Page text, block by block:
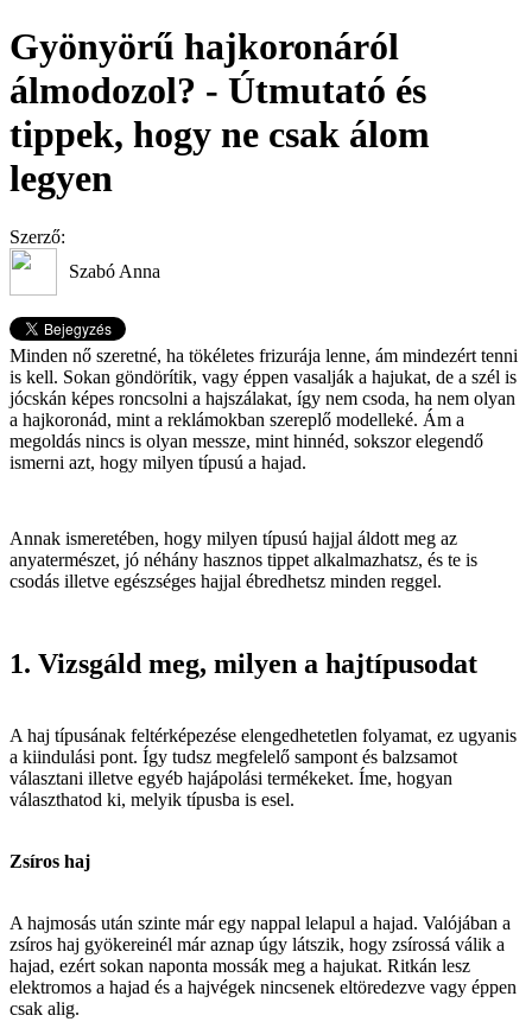
Gyönyörű hajkoronáról
álmodozol? - Útmutató és
tippek, hogy ne csak álom
legyen
Szerző:
Szabó Anna
Minden nő szeretné, ha tökéletes frizurája lenne, ám mindezért tenni
is kell. Sokan göndörítik, vagy éppen vasalják a hajukat, de a szél is
jócskán képes roncsolni a hajszálakat, így nem csoda, ha nem olyan
a hajkoronád, mint a reklámokban szereplő modelleké. Ám a
megoldás nincs is olyan messze, mint hinnéd, sokszor elegendő
ismerni azt, hogy milyen típusú a hajad.
Annak ismeretében, hogy milyen típusú hajjal áldott meg az
anyatermészet, jó néhány hasznos tippet alkalmazhatsz, és te is
csodás illetve egészséges hajjal ébredhetsz minden reggel.
1. Vizsgáld meg, milyen a hajtípusodat
A haj típusának feltérképezése elengedhetetlen folyamat, ez ugyanis
a kiindulási pont. Így tudsz megfelelő sampont és balzsamot
választani illetve egyéb hajápolási termékeket. Íme, hogyan
választhatod ki, melyik típusba is esel.
Zsíros haj
A hajmosás után szinte már egy nappal lelapul a hajad. Valójában a
zsíros haj gyökereinél már aznap úgy látszik, hogy zsírossá válik a
hajad, ezért sokan naponta mossák meg a hajukat. Ritkán lesz
elektromos a hajad és a hajvégek nincsenek eltöredezve vagy éppen
csak alig.